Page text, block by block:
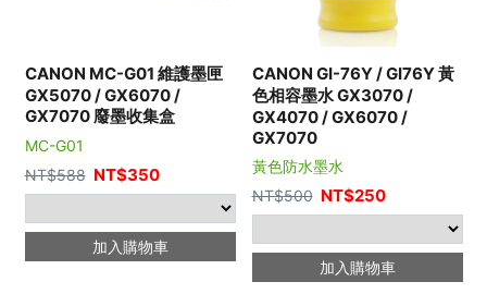
CANON MC-G01 維護墨匣
GX5070 / GX6070 /
GX7070 廢墨收集盒
MC-G01
NT$588 NT$350
加入購物車
CANON GI-76Y / GI76Y 黃
色相容墨水 GX3070 /
GX4070 / GX6070 /
GX7070
黃色防水墨水
NT$500 NT$250
加入購物車